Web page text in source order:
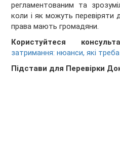
регламентованим та
коли і як можуть перевіряти
права мають громадяни.
Користуйтеся
затримання: нюанси, які
Підстави для Перевірки